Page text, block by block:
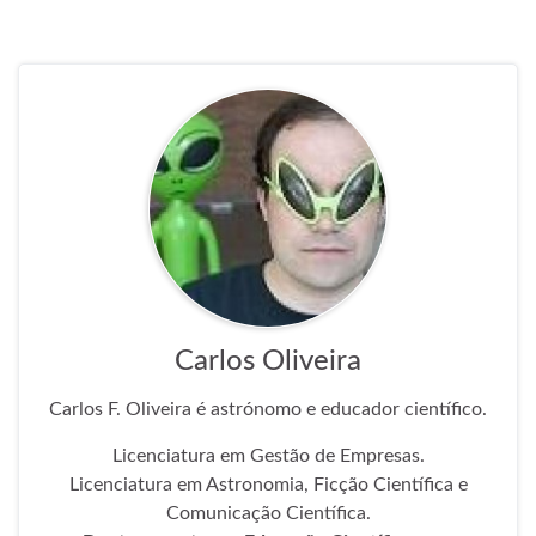
Carlos Oliveira
Carlos F. Oliveira é astrónomo e educador científico.
Licenciatura em Gestão de Empresas.
Licenciatura em Astronomia, Ficção Científica e
Comunicação Científica.